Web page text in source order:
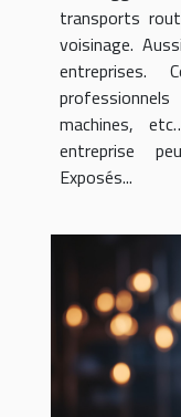
transports
voisinage.
entreprises.
machines,
entreprise
Exposés...